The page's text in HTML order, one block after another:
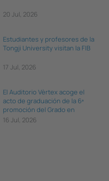
20 Jul, 2026
Estudiantes y profesores de la
Tongji University visitan la FIB
17 Jul, 2026
El Auditorio Vèrtex acoge el
acto de graduación de la 6ª
promoción del Grado en
Ciencia e Ingeniería de Datos
16 Jul, 2026